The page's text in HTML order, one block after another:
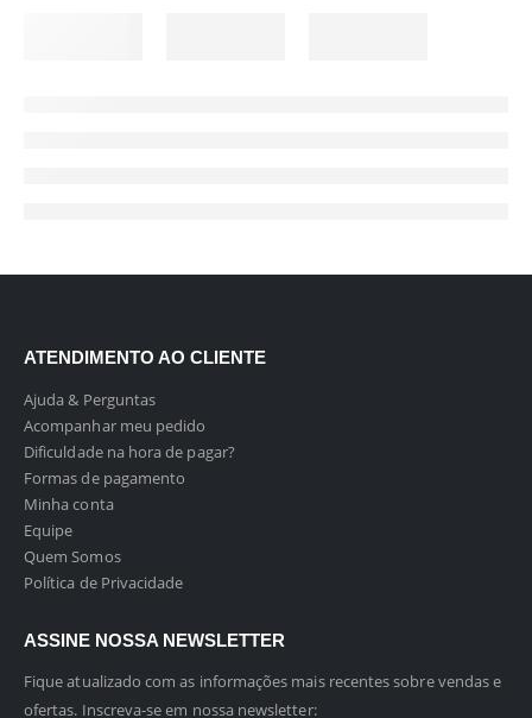
ATENDIMENTO AO CLIENTE
Ajuda & Perguntas
Acompanhar meu pedido
Dificuldade na hora de pagar?
Formas de pagamento
Minha conta
Equipe
Quem Somos
Política de Privacidade
ASSINE NOSSA NEWSLETTER
Fique atualizado com as informações mais recentes sobre vendas e
ofertas. Inscreva-se em nossa newsletter: